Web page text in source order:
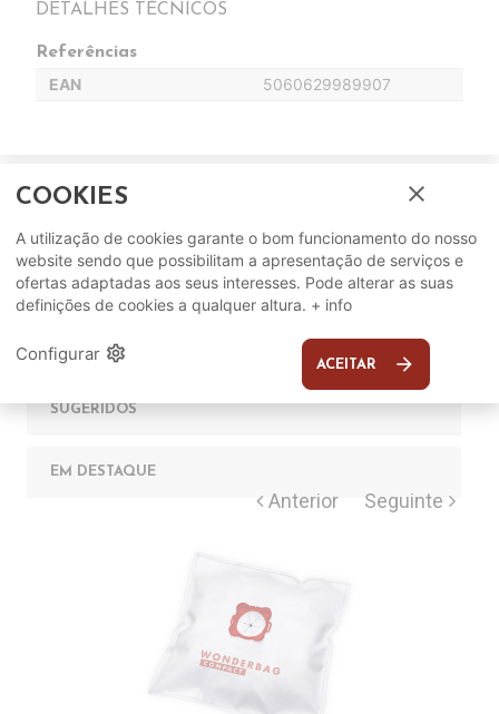
DETALHES TÉCNICOS
Referências
EAN 5060629989907
Complete o seu ambiente
COMPLEMENTOS
SUGERIDOS
EM DESTAQUE
COOKIES close
A utilização de cookies garante o bom funcionamento do nosso
website sendo que possibilitam a apresentação de serviços e
ofertas adaptadas aos seus interesses. Pode alterar as suas
definições de cookies a qualquer altura. + info
Configurar settings ACEITAR arrow_forward